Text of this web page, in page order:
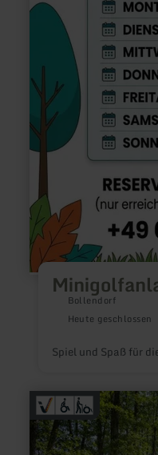
Bollendorf
Heute geschlossen
Spiel und Spaß für
mehr
erfahren
zu:
Kurpark
Stadtkyll